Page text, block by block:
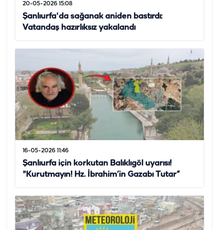
20-05-2026 15:08
Şanlıurfa'da sağanak aniden bastırdı:
Vatandaş hazırlıksız yakalandı
16-05-2026 11:46
Şanlıurfa için korkutan Balıklıgöl uyarısı!
"Kurutmayın! Hz. İbrahim’in Gazabı Tutar”